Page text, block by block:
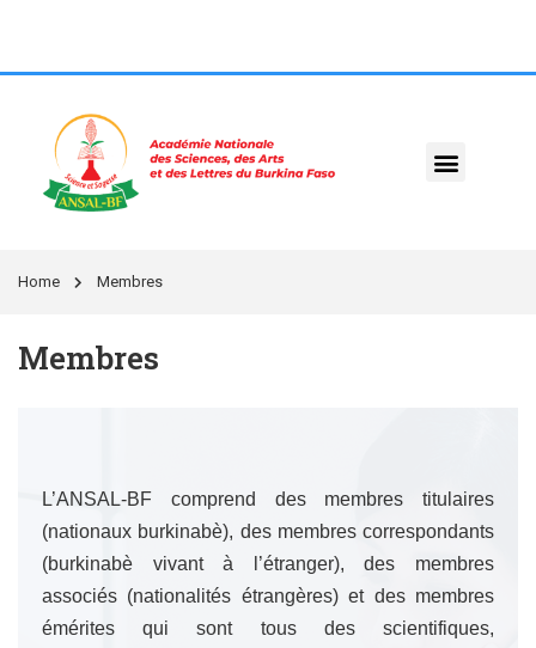
Home Membres
Membres
L’ANSAL-BF comprend des membres titulaires
(nationaux burkinabè), des membres correspondants
(burkinabè vivant à l’étranger), des membres
associés (nationalités étrangères) et des membres
émérites qui sont tous des scientifiques,